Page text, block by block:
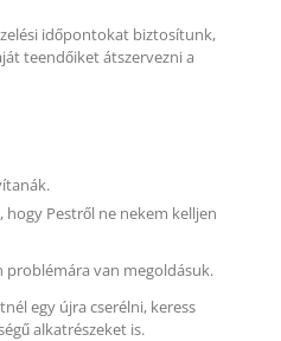
időpontokat biztosítunk,
teendőiket átszervezni a
Pestről ne nekem kelljen
problémára van megoldásuk.
egy újra cserélni, keress
alkatrészeket is.